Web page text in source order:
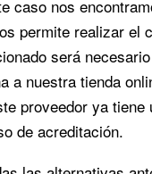
caso nos
permite realizar el
será
a nuestra tienda
proveedor ya
de acreditación.